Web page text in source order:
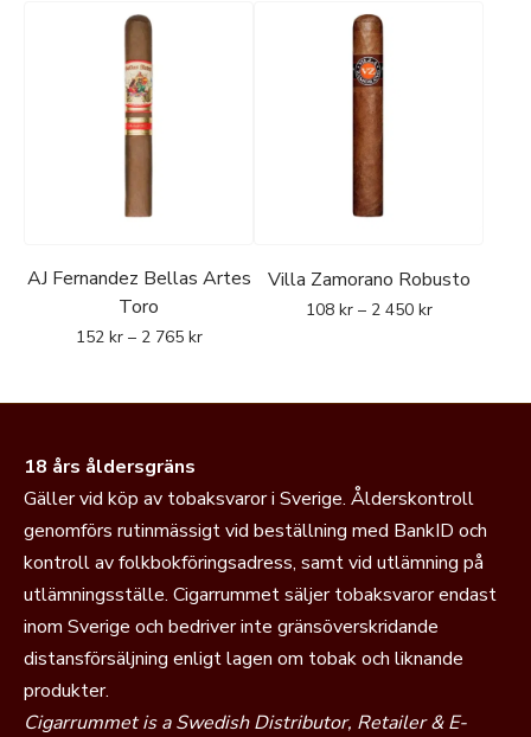
AJ Fernandez Bellas Artes
Toro
152 kr – 2 765 kr
Villa Zamorano Robusto
108 kr – 2 450 kr
18 års åldersgräns
Gäller vid köp av tobaksvaror i Sverige. Ålderskontroll
genomförs rutinmässigt vid beställning med BankID och
kontroll av folkbokföringsadress, samt vid utlämning på
utlämningsställe. Cigarrummet säljer tobaksvaror endast
inom Sverige och bedriver inte gränsöverskridande
distansförsäljning enligt lagen om tobak och liknande
produkter.
Cigarrummet is a Swedish Distributor, Retailer & E-